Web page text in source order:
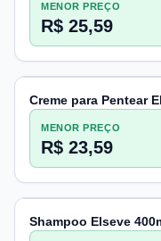
MENOR PREÇO
R$ 25,59
Creme para Pentear
MENOR PREÇO
R$ 23,59
Shampoo Elseve